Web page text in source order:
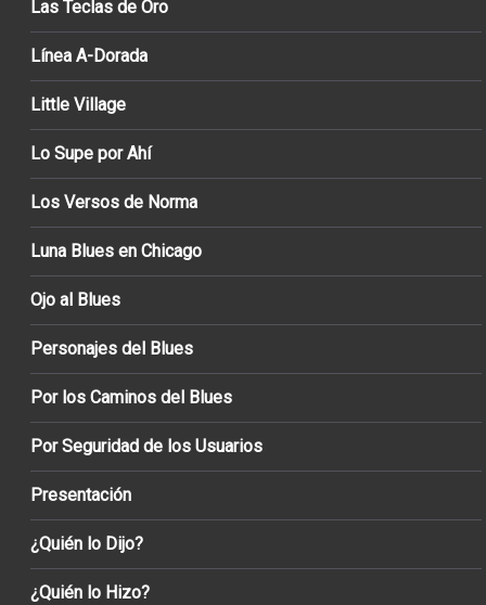
Las Teclas de Oro
Línea A-Dorada
Little Village
Lo Supe por Ahí
Los Versos de Norma
Luna Blues en Chicago
Ojo al Blues
Personajes del Blues
Por los Caminos del Blues
Por Seguridad de los Usuarios
Presentación
¿Quién lo Dijo?
¿Quién lo Hizo?